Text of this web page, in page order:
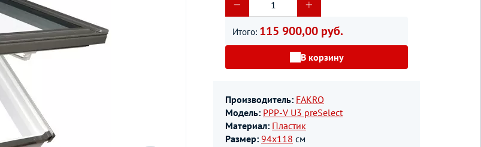
Итого: 115 900,00 руб.
В корзину
Производитель: FAKRO
Модель: PPP-V U3 preSelect
Материал: Пластик
Размер: 94х118 см